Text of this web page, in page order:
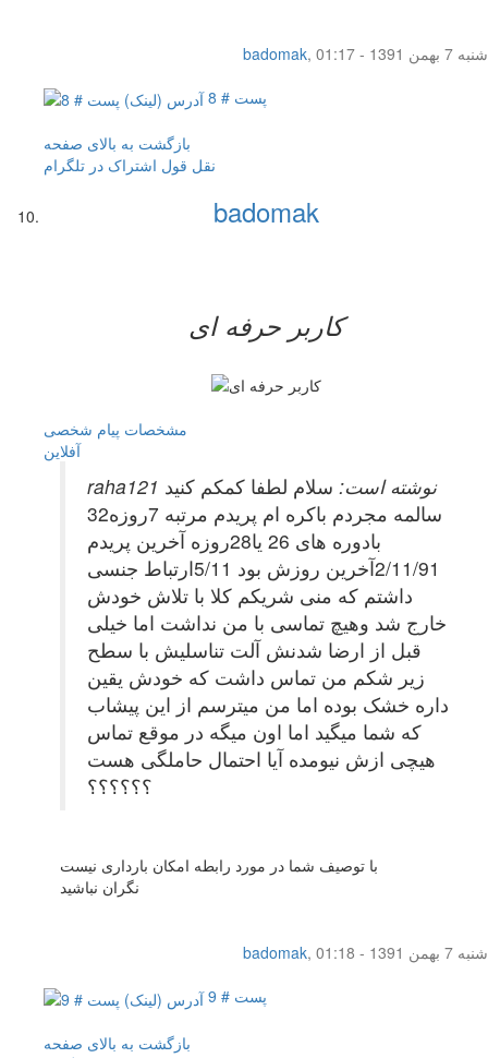
badomak,
شنبه 7 بهمن 1391 - 01:17
پست # 8
بازگشت به بالای صفحه
نقل قول اشتراک در تلگرام
badomak
کاربر حرفه ای
مشخصات پیام شخصی
آفلاين
raha121 نوشته است: سلام لطفا کمکم کنید
32سالمه مجردم باکره ام پریدم مرتبه 7روزه
بادوره های 26 یا28روزه آخرین پریدم
2/11/91آخرین روزش بود 5/11ارتباط جنسی
داشتم که منی شریکم کلا با تلاش خودش
خارج شد وهیچ تماسی با من نداشت اما خیلی
قبل از ارضا شدنش آلت تناسلیش با سطح
زیر شکم من تماس داشت که خودش یقین
داره خشک بوده اما من میترسم از این پیشاب
که شما میگید اما اون میگه در موقع تماس
هیچی ازش نیومده آیا احتمال حاملگی هست
؟؟؟؟؟؟
با توصیف شما در مورد رابطه امکان بارداری نیست
نگران نباشید
badomak,
شنبه 7 بهمن 1391 - 01:18
پست # 9
بازگشت به بالای صفحه